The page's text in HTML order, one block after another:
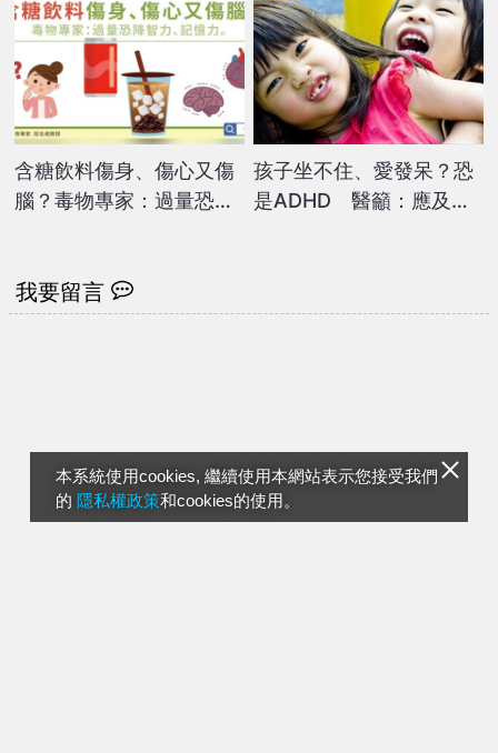
本系統使用cookies, 繼續使用本網站表示您接受我們
的 隱私權政策和cookies的使用。
含糖飲料傷身、傷心又傷
腦？毒物專家：過量恐降
孩子坐不住、愛發呆？恐
是ADHD 醫籲：應及早
我要留言